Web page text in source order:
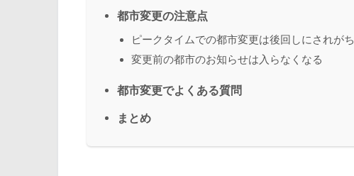
都市変更の注意点
ピークタイムでの都市変更は後回しにされがち
変更前の都市のお知らせは入らなくなる
都市変更でよくある質問
まとめ